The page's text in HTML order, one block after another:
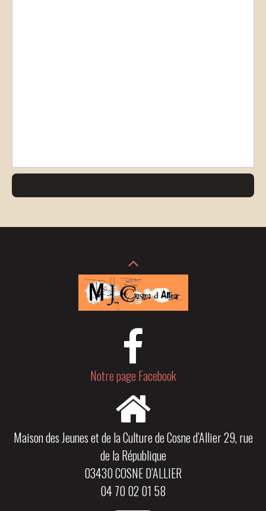
Notre page Facebook
Maison des Jeunes et de la Culture de Cosne d’Allier 29, rue
de la République
03430 COSNE D’ALLIER
04 70 02 01 58